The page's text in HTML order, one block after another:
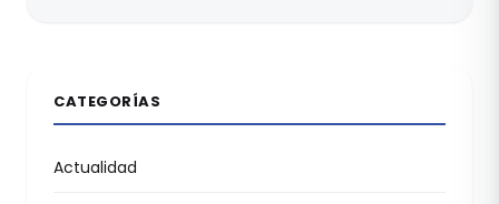
CATEGORÍAS
Actualidad